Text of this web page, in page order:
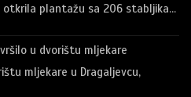
otkrila plantažu sa 206 stabljika…
u dvorištu mljekare
mljekare u Dragaljevcu,